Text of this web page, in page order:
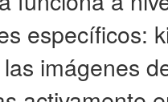
específicos:
imágenes